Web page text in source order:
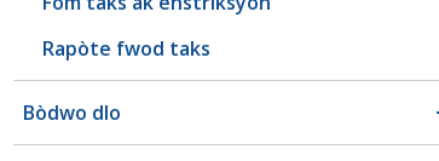
Rapòte fwod taks
Bòdwo dlo